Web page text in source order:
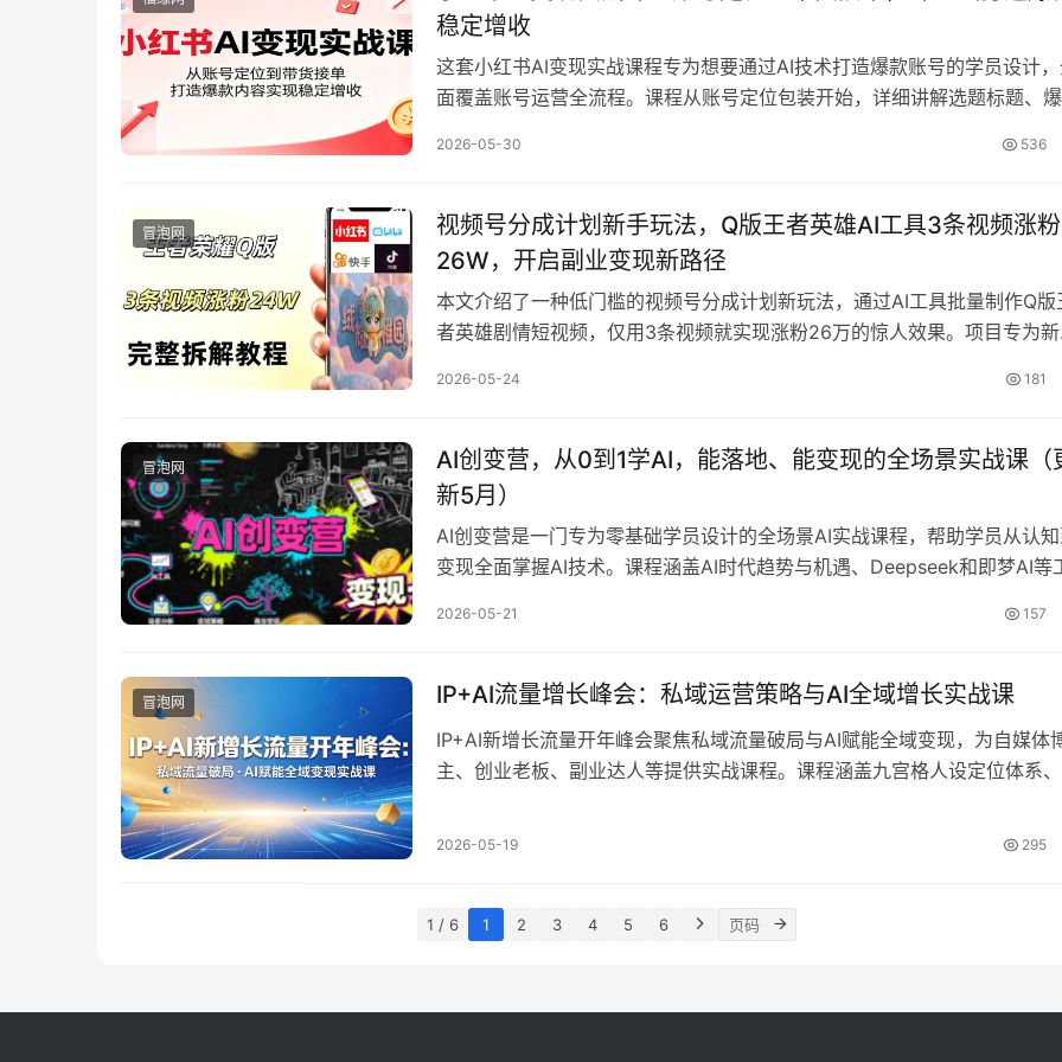
稳定增收
这套小红书AI变现实战课程专为想要通过AI技术打造爆款账号的学员设计
面覆盖账号运营全流程。课程从账号定位包装开始，详细讲解选题标题、爆
点教授引流开店和接广带货两大主流变现模式，并特别分享AI英语视频制
案例、工具操作教程和导师答疑，帮助学员解决实操中的各种问题。内容体
完整且落地性强，即使是新手也能快速掌握变现玩法，将账号流量转化为稳
2026-05-30 536
冒泡网
视频号分成计划新手玩法，Q版王者英雄AI工具3条视频涨粉
26W，开启副业变现新路径
本文介绍了一种低门槛的视频号分成计划新玩法，通过AI工具批量制作Q版
者英雄剧情短视频，仅用3条视频就实现涨粉26万的惊人效果。项目专为新
面，搭配剪映即可快速产出爆款内容。课程详细拆解了从账号搭建、AI工
拓展玩法，适合普通人开启短视频副业和AI变现新路径。
2026-05-24 181
冒泡网
AI创变营，从0到1学AI，能落地、能变现的全场景实战课（
新5月）
AI创变营是一门专为零基础学员设计的全场景AI实战课程，帮助学员从认
变现全面掌握AI技术。课程涵盖AI时代趋势与机遇、Deepseek和即梦AI等
儿、古风、动漫等多种场景，并教授账号起号、实体行业获客、剪映AI剪
中应用AI技术，如制作艺术照、优化简历等。全程干货无废话，零基础也能
2026-05-21 157
冒泡网 IP+AI流量增长峰会：私域运营策略与AI全域增长实战课
IP+AI新增长流量开年峰会聚焦私域流量破局与AI赋能全域变现，为自媒体
主、创业老板、副业达人等提供实战课程。课程涵盖九宫格人设定位体系
2026-05-19 295
1 / 6 1 2 3 4 5 6